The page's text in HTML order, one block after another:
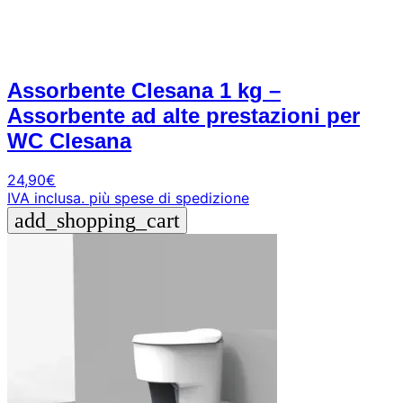
Assorbente Clesana 1 kg –
Assorbente ad alte prestazioni per
WC Clesana
24,90€
IVA inclusa. più spese di spedizione
add_shopping_cart